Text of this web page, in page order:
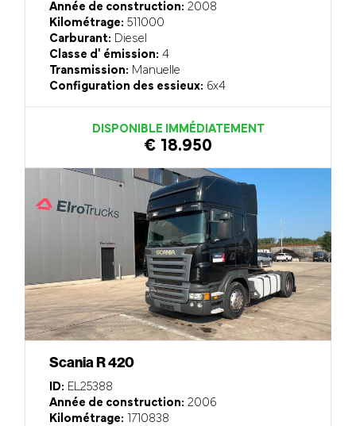
Année de construction: 2008
Kilométrage: 511000
Carburant: Diesel
Classe d' émission: 4
Transmission: Manuelle
Configuration des essieux: 6x4
DISPONIBLE IMMÉDIATEMENT
€ 18.950
Scania R 420
ID: EL25388
Année de construction: 2006
Kilométrage: 1710838